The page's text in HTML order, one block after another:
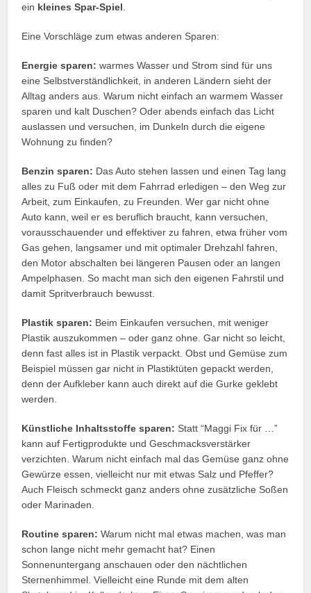
ein kleines Spar-Spiel
Eine Vorschläge zum etwas anderen Sparen:
Energie sparen: warmes Wasser und Strom sind für uns
eine Selbstverständlichkeit, in anderen Ländern sieht der
Alltag anders aus. Warum nicht einfach an warmem Wasser
sparen und kalt Duschen? Oder abends einfach das Licht
auslassen und versuchen, im Dunkeln durch die eigene
Wohnung zu finden?
Benzin sparen: Das Auto stehen lassen und einen Tag lang
alles zu Fuß oder mit dem Fahrrad erledigen – den Weg zur
Arbeit, zum Einkaufen, zu Freunden. Wer gar nicht ohne
Auto kann, weil er es beruflich braucht, kann versuchen,
vorausschauender und effektiver zu fahren, etwa früher vom
Gas gehen, langsamer und mit optimaler Drehzahl fahren,
den Motor abschalten bei längeren Pausen oder an langen
Ampelphasen. So macht man sich den eigenen Fahrstil und
damit Spritverbrauch bewusst.
Plastik sparen: Beim Einkaufen versuchen, mit weniger
Plastik auszukommen – oder ganz ohne. Gar nicht so leicht,
denn fast alles ist in Plastik verpackt. Obst und Gemüse zum
Beispiel müssen gar nicht in Plastiktüten gepackt werden,
denn der Aufkleber kann auch direkt auf die Gurke geklebt
werden.
Künstliche Inhaltsstoffe sparen: Statt “Maggi Fix für …”
kann auf Fertigprodukte und Geschmacksverstärker
verzichten. Warum nicht einfach mal das Gemüse ganz ohne
Gewürze essen, vielleicht nur mit etwas Salz und Pfeffer?
Auch Fleisch schmeckt ganz anders ohne zusätzliche Soßen
oder Marinaden.
Routine sparen: Warum nicht mal etwas machen, was man
schon lange nicht mehr gemacht hat? Einen
Sonnenuntergang anschauen oder den nächtlichen
Sternenhimmel. Vielleicht eine Runde mit dem alten